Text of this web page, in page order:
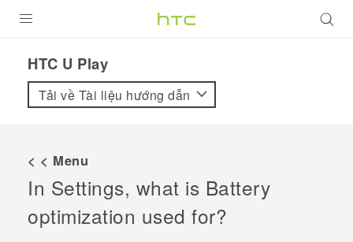
VIVE
VIVERSE
ỨNG DỤNG
HTC U Play‎
Tải về Tài liệu hướng dẫn
< < Menu
In Settings, what is Battery
optimization used for?